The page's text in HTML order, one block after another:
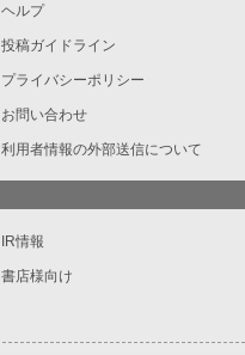
ヘルプ
投稿ガイドライン
プライバシーポリシー
お問い合わせ
利用者情報の外部送信について
IR情報
書店様向け